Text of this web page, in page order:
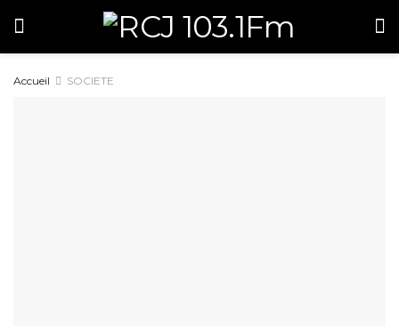
Accueil SOCIETE